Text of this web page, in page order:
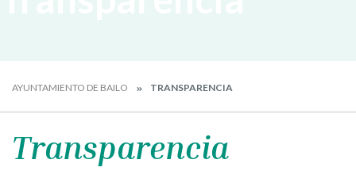
AYUNTAMIENTO DE BAILO TRANSPARENCIA
Transparencia